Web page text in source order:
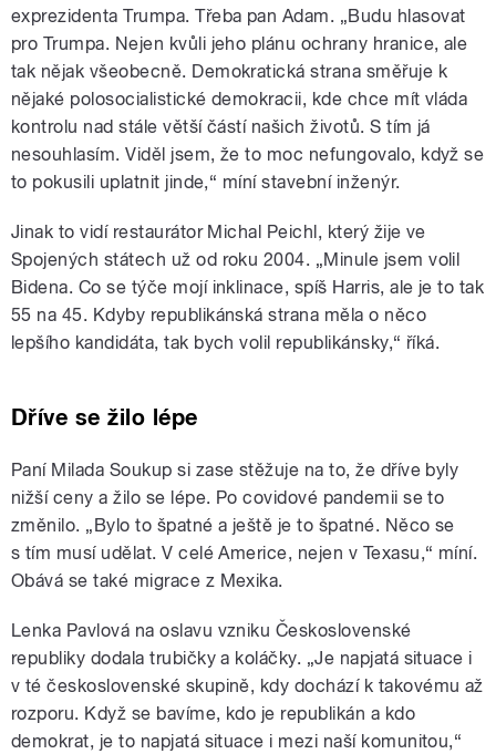
exprezidenta Trumpa. Třeba pan Adam. „Budu hlasovat
pro Trumpa. Nejen kvůli jeho plánu ochrany hranice, ale
tak nějak všeobecně. Demokratická strana směřuje k
nějaké polosocialistické demokracii, kde chce mít vláda
kontrolu nad stále větší částí našich životů. S tím já
nesouhlasím. Viděl jsem, že to moc nefungovalo, když se
to pokusili uplatnit jinde,“ míní stavební inženýr.
Jinak to vidí restaurátor Michal Peichl, který žije ve
Spojených státech už od roku 2004. „Minule jsem volil
Bidena. Co se týče mojí inklinace, spíš Harris, ale je to tak
55 na 45. Kdyby republikánská strana měla o něco
lepšího kandidáta, tak bych volil republikánsky,“ říká.
Dříve se žilo lépe
Paní Milada Soukup si zase stěžuje na to, že dříve byly
nižší ceny a žilo se lépe. Po covidové pandemii se to
změnilo. „Bylo to špatné a ještě je to špatné. Něco se
s tím musí udělat. V celé Americe, nejen v Texasu,“ míní.
Obává se také migrace z Mexika.
Lenka Pavlová na oslavu vzniku Československé
republiky dodala trubičky a koláčky. „Je napjatá situace i
v té československé skupině, kdy dochází k takovému až
rozporu. Když se bavíme, kdo je republikán a kdo
demokrat, je to napjatá situace i mezi naší komunitou,“